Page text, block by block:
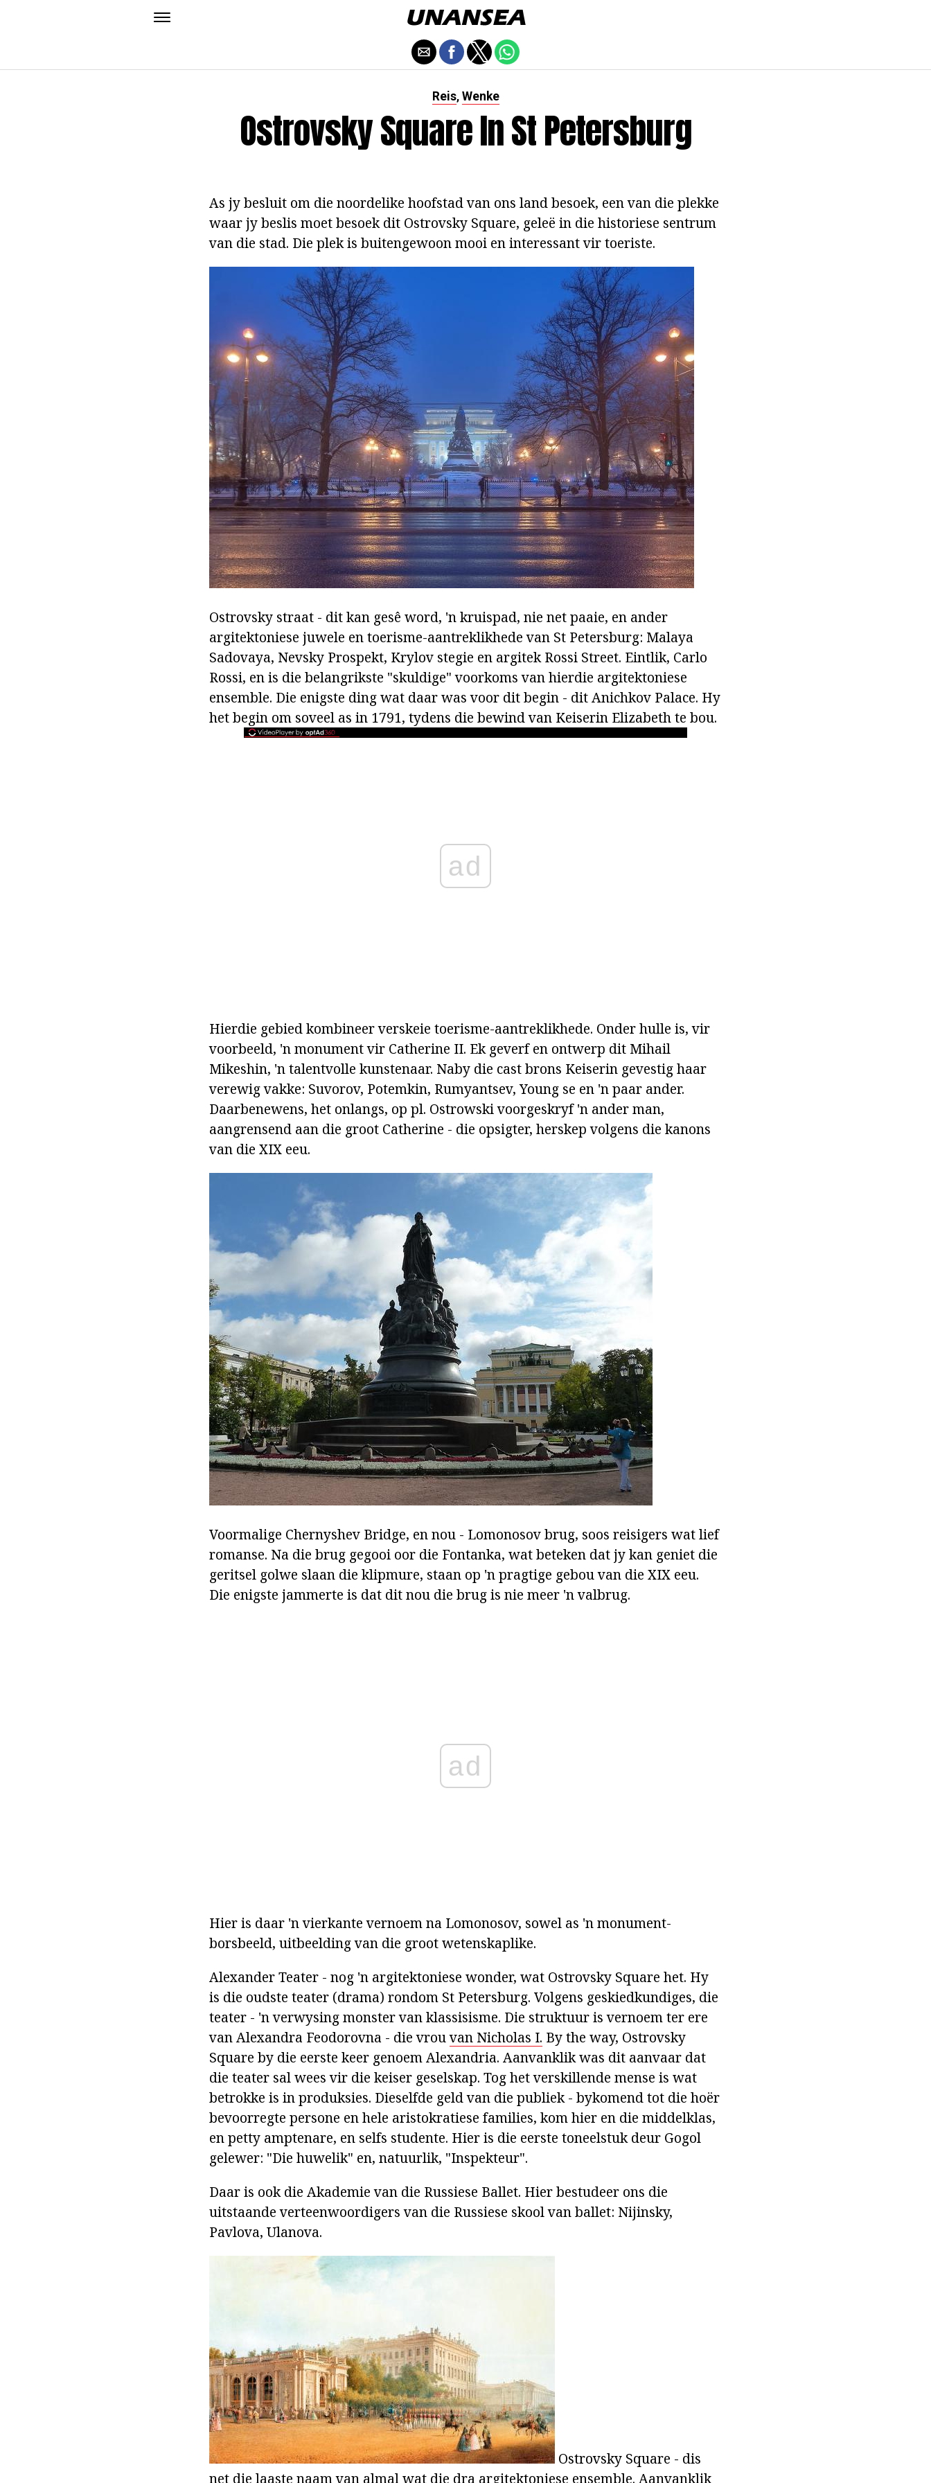
Reis, Wenke
Ostrovsky Square In St Petersburg
As jy besluit om die noordelike hoofstad van ons land besoek, een van die plekke
waar jy beslis moet besoek dit Ostrovsky Square, geleë in die historiese sentrum
van die stad. Die plek is buitengewoon mooi en interessant vir toeriste.
Ostrovsky straat - dit kan gesê word, 'n kruispad, nie net paaie, en ander
argitektoniese juwele en toerisme-aantreklikhede van St Petersburg: Malaya
Sadovaya, Nevsky Prospekt, Krylov stegie en argitek Rossi Street. Eintlik, Carlo
Rossi, en is die belangrikste "skuldige" voorkoms van hierdie argitektoniese
ensemble. Die enigste ding wat daar was voor dit begin - dit Anichkov Palace. Hy
het begin om soveel as in 1791, tydens die bewind van Keiserin Elizabeth te bou.
ad
Hierdie gebied kombineer verskeie toerisme-aantreklikhede. Onder hulle is, vir
voorbeeld, 'n monument vir Catherine II. Ek geverf en ontwerp dit Mihail
Mikeshin, 'n talentvolle kunstenaar. Naby die cast brons Keiserin gevestig haar
verewig vakke: Suvorov, Potemkin, Rumyantsev, Young se en 'n paar ander.
Daarbenewens, het onlangs, op pl. Ostrowski voorgeskryf 'n ander man,
aangrensend aan die groot Catherine - die opsigter, herskep volgens die kanons
van die XIX eeu.
Voormalige Chernyshev Bridge, en nou - Lomonosov brug, soos reisigers wat lief
romanse. Na die brug gegooi oor die Fontanka, wat beteken dat jy kan geniet die
geritsel golwe slaan die klipmure, staan op 'n pragtige gebou van die XIX eeu.
Die enigste jammerte is dat dit nou die brug is nie meer 'n valbrug.
ad
Hier is daar 'n vierkante vernoem na Lomonosov, sowel as 'n monument-
borsbeeld, uitbeelding van die groot wetenskaplike.
Alexander Teater - nog 'n argitektoniese wonder, wat Ostrovsky Square het. Hy
is die oudste teater (drama) rondom St Petersburg. Volgens geskiedkundiges, die
teater - 'n verwysing monster van klassisisme. Die struktuur is vernoem ter ere
van Alexandra Feodorovna - die vrouvan Nicholas I. By the way, Ostrovsky
Square by die eerste keer genoem Alexandria. Aanvanklik was dit aanvaar dat
die teater sal wees vir die keiser geselskap. Tog het verskillende mense is wat
betrokke is in produksies. Dieselfde geld van die publiek - bykomend tot die hoër
bevoorregte persone en hele aristokratiese families, kom hier en die middelklas,
en petty amptenare, en selfs studente. Hier is die eerste toneelstuk deur Gogol
gelewer: "Die huwelik" en, natuurlik, "Inspekteur".
Daar is ook die Akademie van die Russiese Ballet. Hier bestudeer ons die
uitstaande verteenwoordigers van die Russiese skool van ballet: Nijinsky,
Pavlova, Ulanova.
Ostrovsky Square - dis
net die laaste naam van almal wat die dra argitektoniese ensemble. Aanvanklik